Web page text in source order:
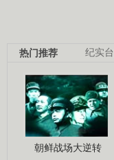
纪实台
热门推荐
朝鲜战场大逆转